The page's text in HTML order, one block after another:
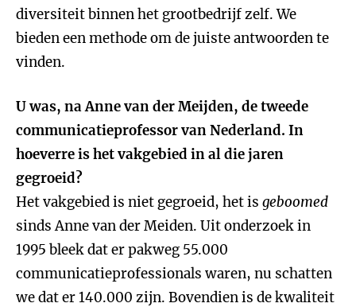
diversiteit binnen het grootbedrijf zelf. We
bieden een methode om de juiste antwoorden te
vinden.
U was, na Anne van der Meijden, de tweede
communicatieprofessor van Nederland. In
hoeverre is het vakgebied in al die jaren
gegroeid?
Het vakgebied is niet gegroeid, het is geboomed
sinds Anne van der Meiden. Uit onderzoek in
1995 bleek dat er pakweg 55.000
communicatieprofessionals waren, nu schatten
we dat er 140.000 zijn. Bovendien is de kwaliteit